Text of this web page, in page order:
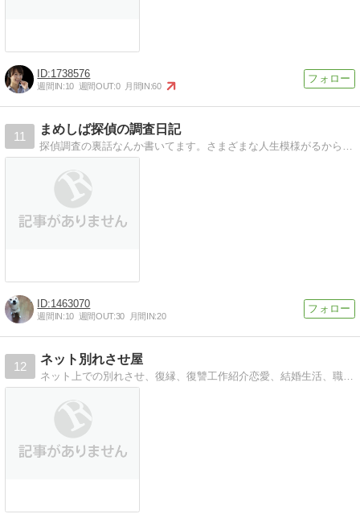
1738576
週間IN:10 週間OUT:0 月間IN:60
11
まめしば探偵の調査日記
1463070
週間IN:10 週間OUT:30 月間IN:20
12
ネット別れさせ屋